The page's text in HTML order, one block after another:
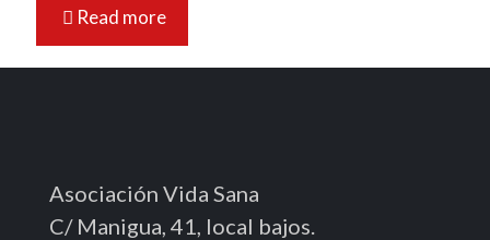
Read more
Asociación Vida Sana
C/ Manigua, 41, local bajos.